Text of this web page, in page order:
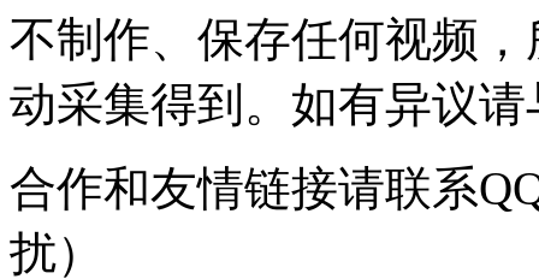
不制作、保存任何视频
动采集得到。如有异议
合作和友情链接请联系
扰）